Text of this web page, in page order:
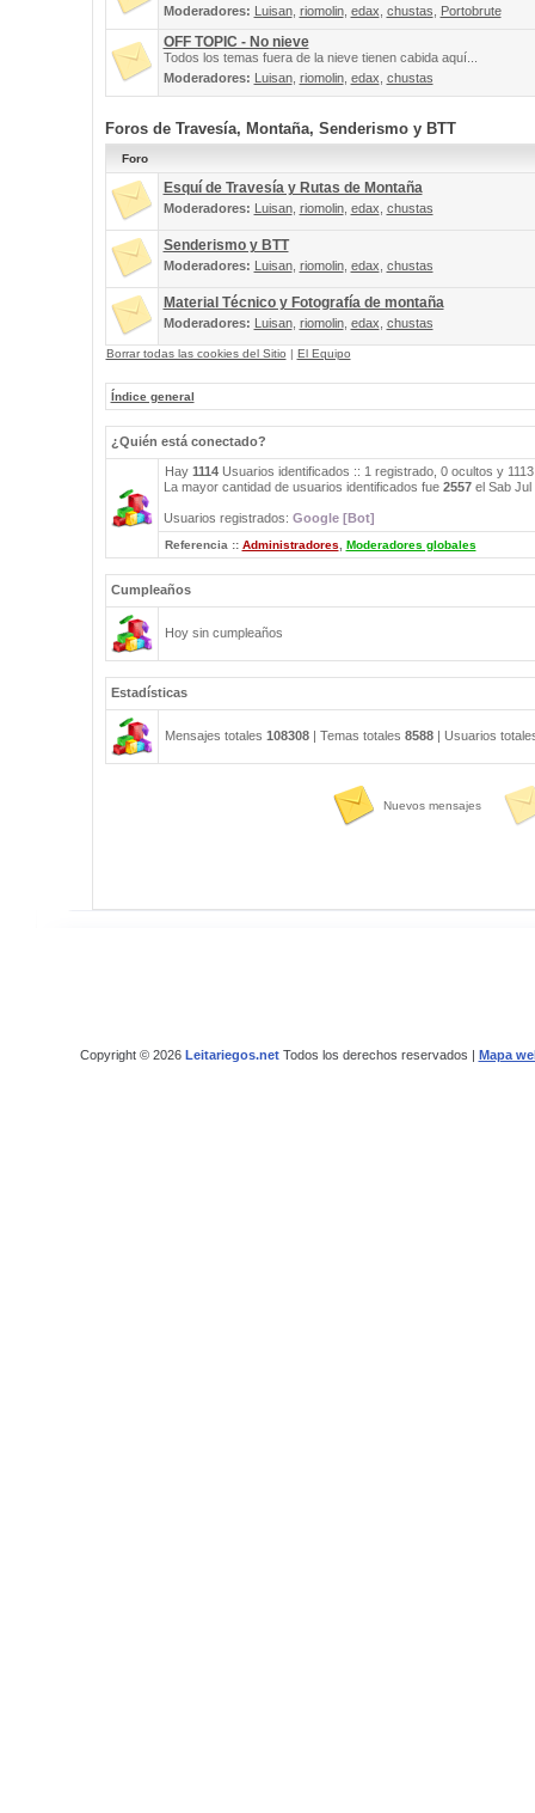
Moderadores: Luisan, riomolin, edax chustas Portobrute
OFF TOPIC - No nieve
Todos los temas fuera de la nieve tienen cabida aquí...
Moderadores: Luisan, riomolin, edax chustas
Foros de Travesía, Montaña, Senderismo y BTT
Foro
Esquí de Travesía y Rutas de Montaña
Moderadores: Luisan, riomolin, edax chustas
Senderismo y BTT
Moderadores: Luisan, riomolin, edax chustas
Material Técnico y Fotografía de montaña
Moderadores: Luisan, riomolin, edax chustas
Borrar todas las cookies del Sitio | El Equipo
Índice general
¿Quién está conectado?
Hay 1114Usuarios identificados :: 1 registrado, 0 ocultos y
La mayor cantidad de usuarios identificados fue 2557el Sab Jul
Usuarios registrados: Google [Bot]
Referencia :: Administradores Moderadores globales
Cumpleaños
Hoy sin cumpleaños
Estadísticas
Mensajes totales 108308| Temas totales 8588| Usuarios
Nuevos mensajes
Copyright © 2026 Leitariegos.netTodos los derechos reservados | Mapa